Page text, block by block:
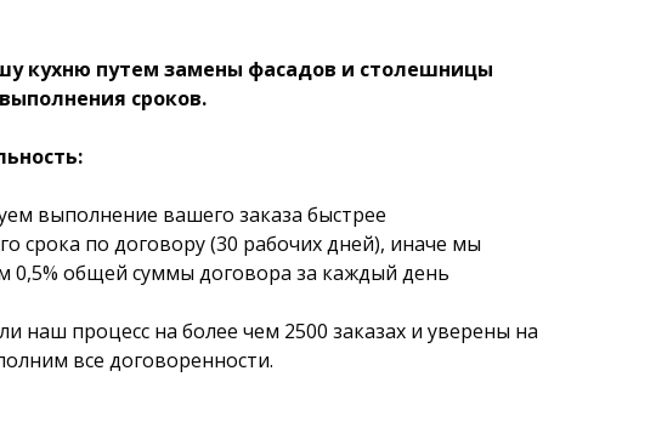
кухню путем замены фасадов и столешницы
сроков.
выполнение вашего заказа быстрее
срока по договору (30 рабочих дней), иначе мы
0,5% общей суммы договора за каждый день
наш процесс на более чем 2500 заказах и уверены на
все договоренности.